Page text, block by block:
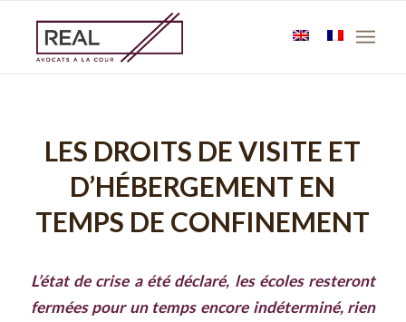
LES DROITS DE VISITE ET
D’HÉBERGEMENT EN
TEMPS DE CONFINEMENT
L’état de crise a été déclaré, les écoles resteront
fermées pour un temps encore indéterminé, rien